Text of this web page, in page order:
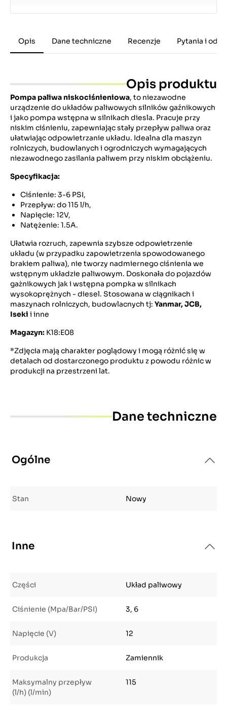
Opis Dane techniczne Recenzje Pytania i
Opis produktu
Pompa paliwa niskociśnieniowa, to niezawodne
urządzenie do układów paliwowych silników gaźnikowych
i jako pompa wstępna w silnikach diesla. Pracuje przy
niskim ciśnieniu, zapewniając stały przepływ paliwa oraz
ułatwiając odpowietrzanie układu. Idealna dla maszyn
rolniczych, budowlanych i ogrodniczych wymagających
niezawodnego zasilania paliwem przy niskim obciążeniu.
Specyfikacja:
Ciśnienie: 3-6 PSI,
Przepływ: do 115 l/h,
Napięcie: 12V,
Natężenie: 1.5A.
Ułatwia rozruch, zapewnia szybsze odpowietrzenie
układu (w przypadku zapowietrzenia spowodowanego
brakiem paliwa), nie tworzy nadmiernego ciśnienia we
wstępnym układzie paliwowym. Doskonała do pojazdów
gażnikowych jak i wstępna pompka w silnikach
wysokoprężnych - diesel. Stosowana w ciągnikach i
maszynach rolniczych, budowlacnych tj: Yanmar, JCB,
Iseki i inne
Magazyn: K18:E08
*Zdjęcia mają charakter poglądowy i mogą różnić się w
detalach od dostarczonego produktu z powodu różnic w
produkcji na przestrzeni lat.
Dane techniczne
Ogólne
Stan Nowy
Inne
Części Układ paliwowy
Ciśnienie (Mpa/Bar/PSI) 3, 6
Napięcie (V) 12
Produkcja Zamiennik
Maksymalny przepływ
(l/h) (l/min)
115